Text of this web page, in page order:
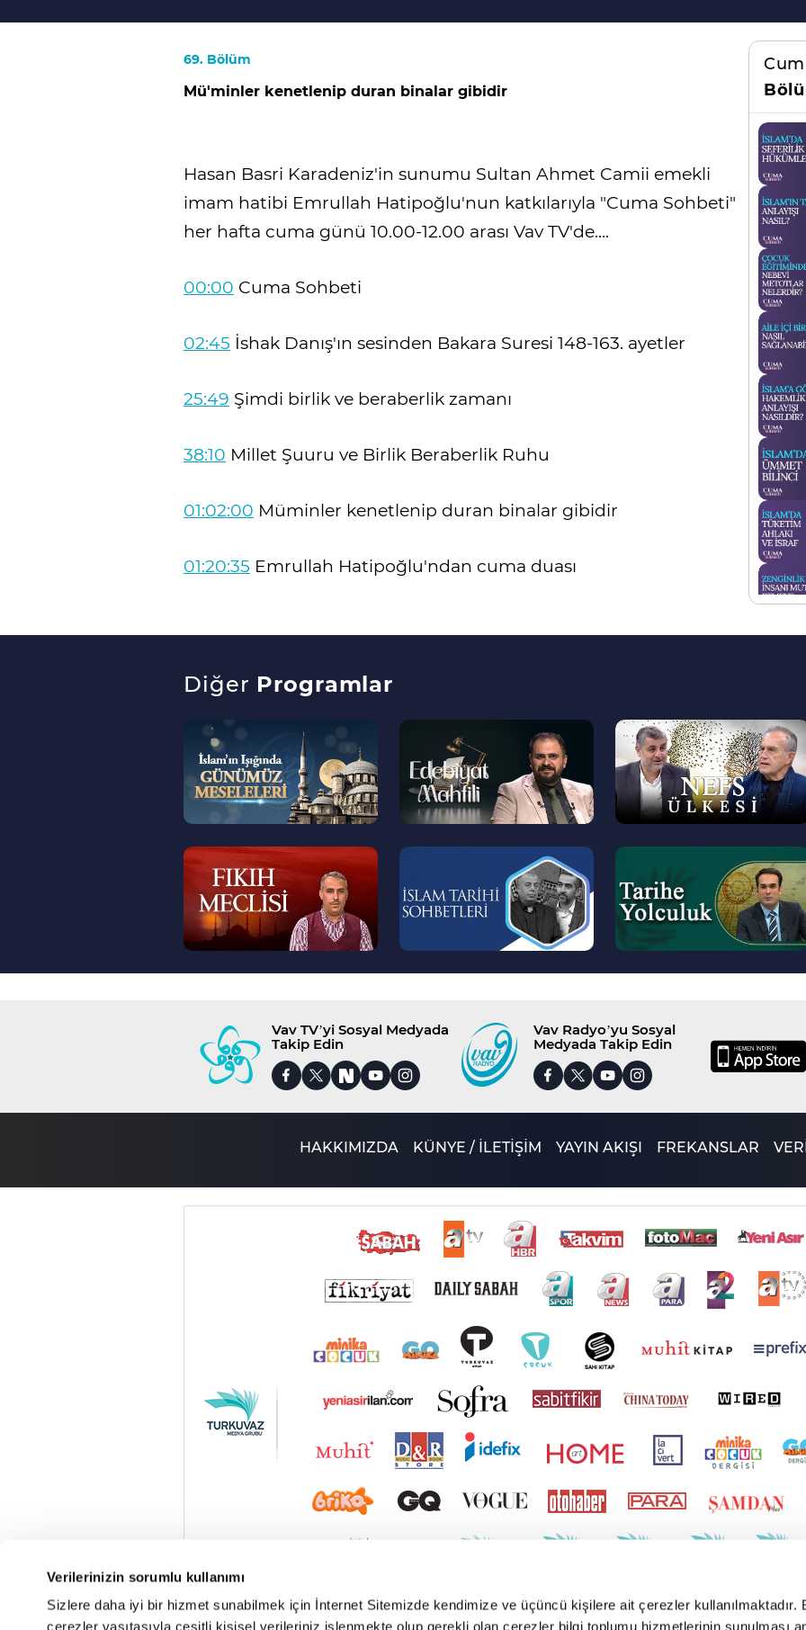
Verilerinizin sorumlu kullanımı
Sizlere daha iyi bir hizmet sunabilmek için İnternet Sitemizde kendimize ve üçüncü kişilere ait çerezler kullanılmaktadır.
çerezler vasıtasıyla çeşitli kişisel verileriniz işlenmekte olup gerekli olan çerezler bilgi toplumu hizmetlerinin sunulması
69. Bölüm
Mü'minler kenetlenip duran binalar gibidir
Hasan Basri Karadeniz'in sunumu Sultan Ahmet Camii emekli
imam hatibi Emrullah Hatipoğlu'nun katkılarıyla "Cuma Sohbeti"
her hafta cuma günü 10.00-12.00 arası Vav TV'de....
00:00 Cuma Sohbeti
02:45 İshak Danış'ın sesinden Bakara Suresi 148-163. ayetler
25:49 Şimdi birlik ve beraberlik zamanı
38:10 Millet Şuuru ve Birlik Beraberlik Ruhu
01:02:00 Müminler kenetlenip duran binalar gibidir
01:20:35 Emrullah Hatipoğlu'ndan cuma duası
Diğer Programlar
--
>
--
>
--
>
--
>
Vav TV’yi Sosyal Medyada
Takip Edin
Vav Radyo’yu Sosyal
Medyada Takip Edin
HAKKIMIZDA KÜNYE / İLETİŞİM YAYIN AKIŞI FREKANSLAR